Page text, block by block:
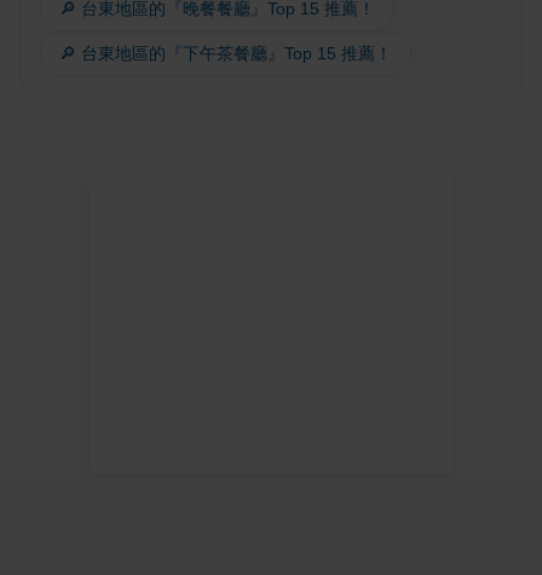
🔎 台東地區的『晚餐餐廳』Top 15 推薦！
🔎 台東地區的『下午茶餐廳』Top 15 推薦！